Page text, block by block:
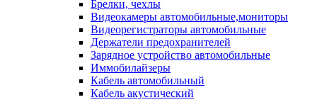
Брелки, чехлы
Видеокамеры автомобильные,мониторы
Видеорегистраторы автомобильные
Держатели предохранителей
Зарядное устройство автомобильные
Иммобилайзеры
Кабель автомобильный
Кабель акустический